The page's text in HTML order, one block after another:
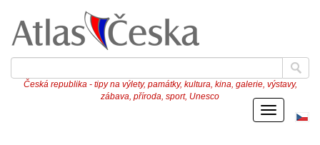
Česká republika - tipy na výlety, památky, kultura, kina, galerie, výstavy,
zábava, příroda, sport, Unesco
Menu